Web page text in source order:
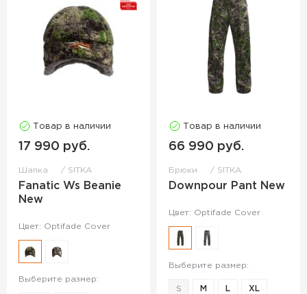
Товар в наличии
17 990 руб.
Шапка SITKA
Fanatic Ws Beanie
New
Цвет: Optifade Cover
Выберите размер:
Товар в наличии
66 990 руб.
Брюки SITKA
Downpour Pant New
Цвет: Optifade Cover
Выберите размер:
S M L XL